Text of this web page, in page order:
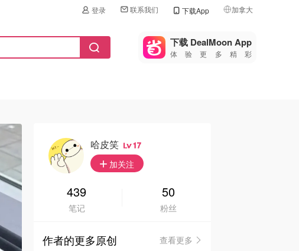
登录 联系我们 下载App 加拿大
🇺🇸
美国
🇨🇳中国
🇮🇹
🇦🇺
🇳🇿新西兰
下载 DealMoon App
体验更多精彩
哈皮笑 17
加关注
439
笔记
50
粉丝
作者的更多原创
查看更多